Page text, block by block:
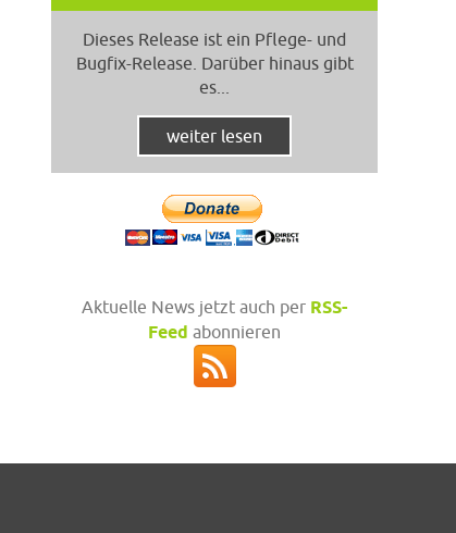
Dieses Release ist ein Pflege- und
Bugfix-Release. Darüber hinaus gibt
es...
weiter lesen
Aktuelle News jetzt auch per RSS-
Feed abonnieren